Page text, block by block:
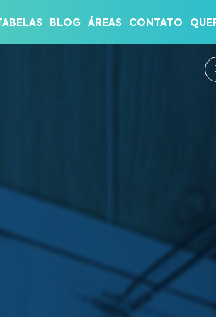
TABELAS BLOG ÁREAS CONTATO